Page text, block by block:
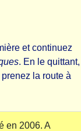
et continuez
. En le quittant,
la route à
en 2006. A